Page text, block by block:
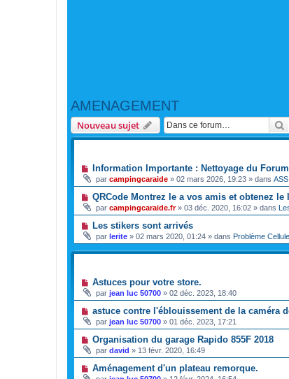
AMENAGEMENT
Nouveau sujet
Information Importante : Nettoyage du Forum
par campingcaraide » 02 mars 2026, 19:23 » dans
QRCode Montrez le a vos amis et obtenez le
par campingcaraide.fr» 03 déc. 2020, 16:02 » dans
Les stikers sont arrivés
par lerite » 02 mars 2020, 01:24 » dans Problème
Astuces pour votre store.
par jean luc 50700 » 02 déc. 2023, 18:40
astuce contre l'éblouissement de la caméra
par jean luc 50700 » 01 déc. 2023, 17:21
Organisation du garage Rapido 855F 2018
par david » 13 févr. 2020, 16:49
Aménagement d'un plateau remorque.